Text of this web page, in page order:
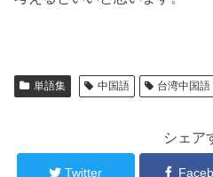
単語集 中国語 台湾中国語
シェア
Twitter